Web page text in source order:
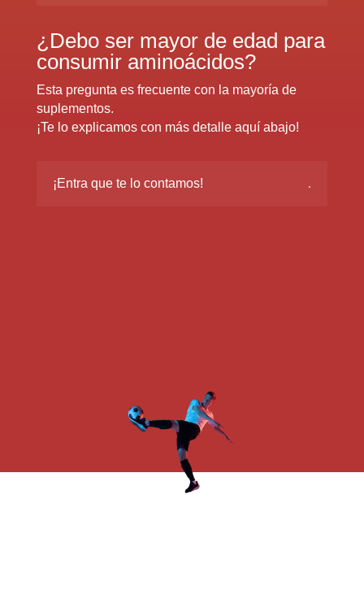
¿Debo ser mayor de edad para
consumir aminoácidos?
Esta pregunta es frecuente con la mayoría de
suplementos.
¡Te lo explicamos con más detalle aquí abajo!
¡Entra que te lo contamos!